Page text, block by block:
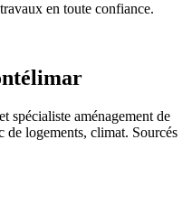
en toute confiance.
spécialiste aménagement de
de logements, climat. Sourcés